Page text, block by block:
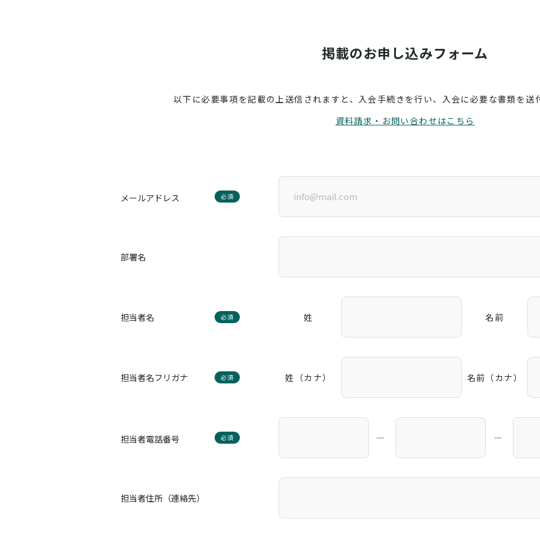
掲載のお申し込みフォーム
以下に必要事項を記載の上送信されますと、入会手続きを行い、入会に必要な書類を送
資料請求・お問い合わせはこちら
メールアドレス 必須
部署名
担当者名 必須 姓 名前
担当者名フリガナ 必須 姓（カナ） 名前（カナ）
担当者電話番号 必須 ― ―
担当者住所（連絡先）